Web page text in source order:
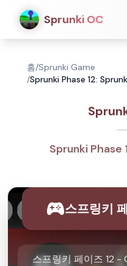
Sprunki OC
홈/Sprunki Game
/Sprunki Phase 12:
Sprunki Phase
스프링키
스프링키 페이즈 12 -